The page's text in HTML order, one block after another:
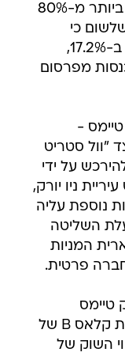
ניו יורק טיימס - אשר מנייתה צללה ביותר מ-80%
כי
הכנסותיה מפרסום נפלו באוקטובר ב-17.2%,
של כמעט 35% בהכנסות מפרסום
טיימס -
"וול סטריט
על ידי
ניו יורק,
נוספת עליה
השליטה
המניות
פרטית.
טיימס
באמצעות החזקותיה ב-88% ממניות קלאס B של
בלבד משווי השוק של